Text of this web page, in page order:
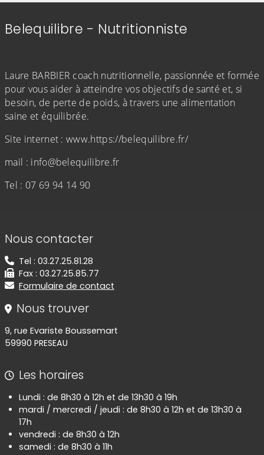
Belequilibre - Nutritionniste
Laure BARBIER coach nutritionnelle, passionnée et formée
pour vous aider à atteindre vos objectifs de santé et, si
besoin, de perte de poids, à travers une alimentation
saine et équilibrée.
Site internet : www.https://belequilibre.fr/
mail : info@belequilibre.fr
Tel : 07 69 94 14 90
Informations de contact
Nous contacter
Tel : 03.27.25.81.28
Fax : 03.27.25.85.77
Formulaire de contact
Nous trouver
9, rue Evariste Boussemart
59990 PRESEAU
Les horaires
Lundi : de 8h30 à 12h et de 13h30 à 19h
mardi / mercredi / jeudi : de 8h30 à 12h et de 13h30 à
17h
vendredi : de 8h30 à 12h
samedi : de 8h30 à 11h